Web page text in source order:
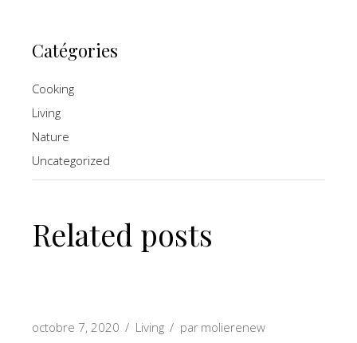
Catégories
Cooking
Living
Nature
Uncategorized
Related posts
octobre 7, 2020 Living par molierenew